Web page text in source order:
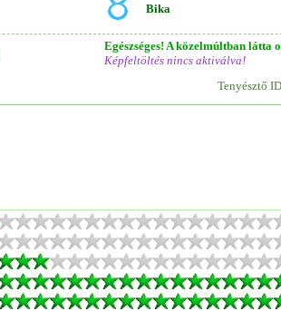
Bika
Egészséges! A közelmúltban látta
Képfeltöltés nincs aktiválva!
Tenyésztő